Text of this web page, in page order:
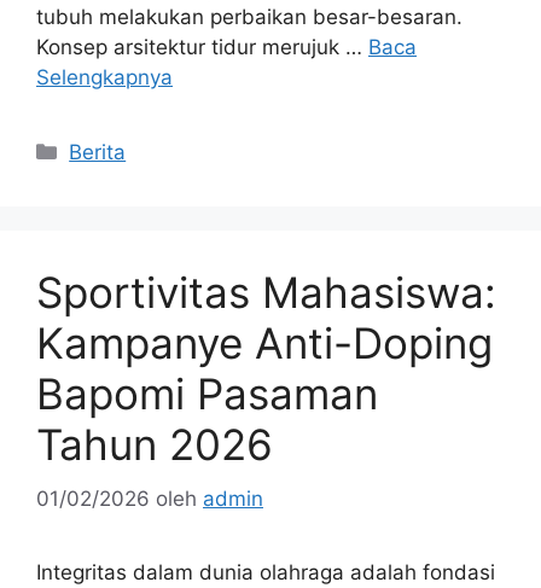
tubuh melakukan perbaikan besar-besaran.
Konsep arsitektur tidur merujuk … Baca
Selengkapnya
Kategori
Berita
Sportivitas Mahasiswa:
Kampanye Anti-Doping
Bapomi Pasaman
Tahun 2026
01/02/2026 oleh admin
Integritas dalam dunia olahraga adalah fondasi